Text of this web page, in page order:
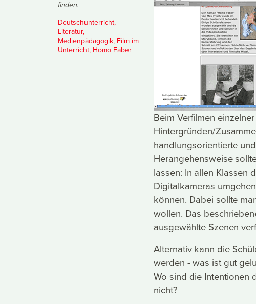
finden.
Deutschunterricht,
Literatur,
Medienpädagogik, Film im
Unterricht, Homo Faber
Beim Verfilmen
Hintergründen/
handlungsorientierte
Herangehensweise
lassen: In allen Klassen
Digitalkameras
können. Dabei sollte
wollen. Das
ausgewählte Szenen
Alternativ kann die
werden - was ist gut
Wo sind die Intentionen
nicht?